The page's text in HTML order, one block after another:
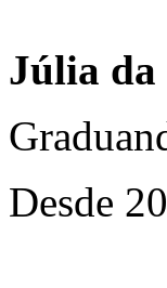
Júlia da
Desde